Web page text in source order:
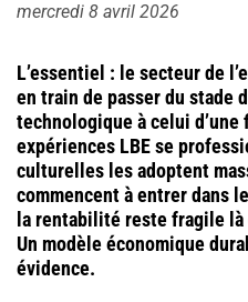
mercredi 8 avril 2026
L’essentiel : le secteur de
en train de passer du stade
technologique à celui
expériences LBE se
culturelles les adoptent
commencent à entrer dans
la rentabilité reste fragile
Un modèle économique
évidence.